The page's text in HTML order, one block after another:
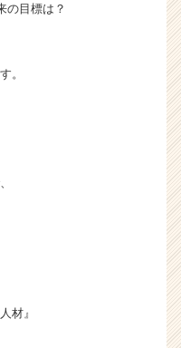
の目標は？
。
材』